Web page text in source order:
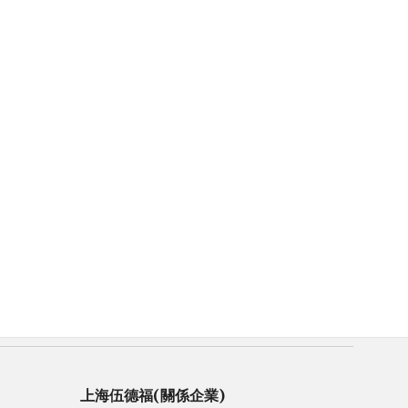
上海伍德福(關係企業)